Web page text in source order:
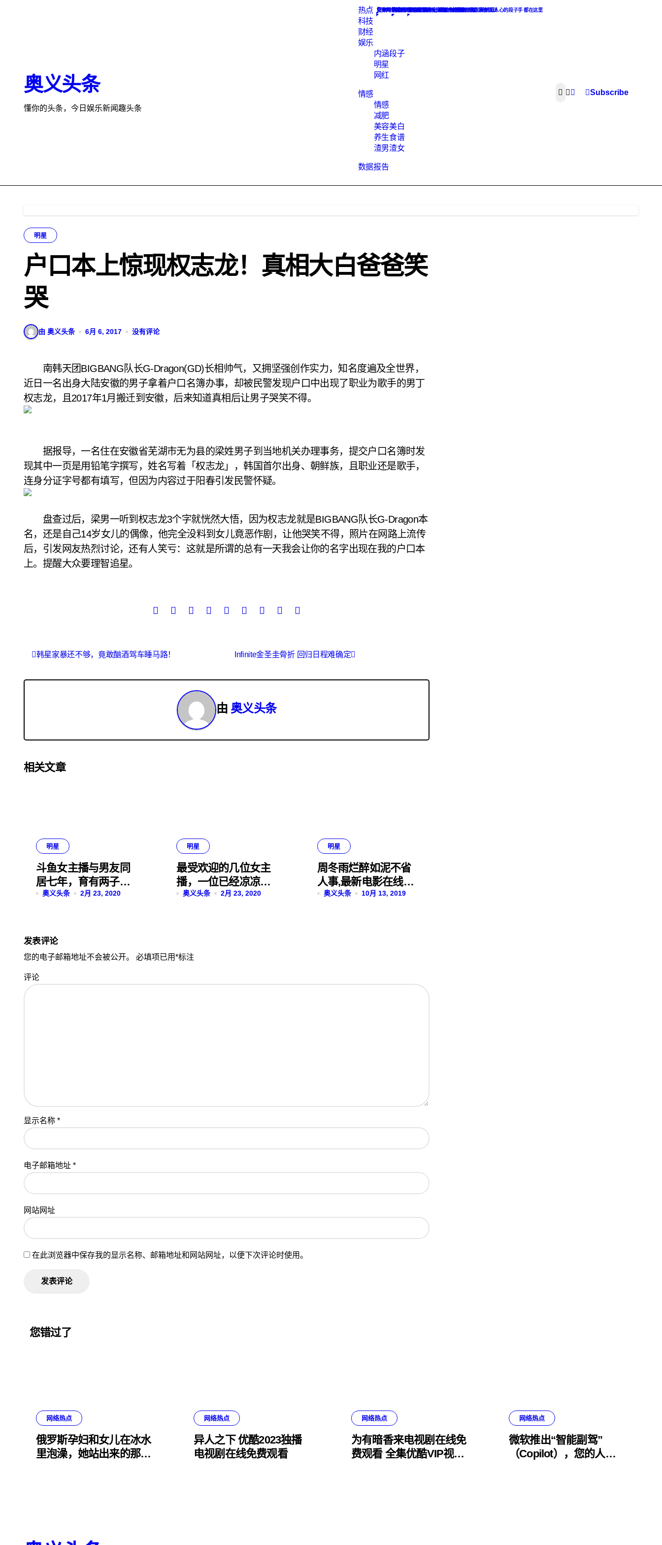
奥义头条
懂你的头条，今日娱乐新闻趣头条
热点 搜集网络热点新闻, 为您解析热点麻辣话题
科技
汇聚知识的地方
财经
娱乐
内涵段子
最hot的段子，最撩人的撩妹攻略和最挑逗人心的段子手 都在这里
明星
网红
网红
情感
Constellation
情感
减肥
美容美白
养生食谱
素食菜谱大全, 素食主义者的天堂. 素食做法
渣男渣女
渣男语录渣女头像，渣男渣女集合
数据报告
数据报告下载
Subscribe
明星
户口本上惊现权志龙！真相大白爸爸笑
哭
由 奥义头条 6月 6, 2017 没有评论
南韩天团BIGBANG队长G-Dragon(GD)长相帅气，又拥坚强创作实力，知名度遍及全世界，
近日一名出身大陆安徽的男子拿着户口名簿办事，却被民警发现户口中出现了职业为歌手的男丁
权志龙，且2017年1月搬迁到安徽，后来知道真相后让男子哭笑不得。
据报导，一名住在安徽省芜湖市无为县的梁姓男子到当地机关办理事务，提交户口名簿时发
现其中一页是用铅笔字撰写，姓名写着「权志龙」，韩国首尔出身、朝鲜族，且职业还是歌手，
连身分证字号都有填写，但因为内容过于阳春引发民警怀疑。
盘查过后，梁男一听到权志龙3个字就恍然大悟，因为权志龙就是BIGBANG队长G-Dragon本
名，还是自己14岁女儿的偶像，他完全没料到女儿竟恶作剧，让他哭笑不得，照片在网路上流传
后，引发网友热烈讨论，还有人笑亏：这就是所谓的总有一天我会让你的名字出现在我的户口本
上。提醒大众要理智追星。
文韩星家暴还不够，竟敢酗酒驾车睡马路！ Infinite金圣圭骨折 回归日程难确定
由 奥义头条
相关文章
明星
斗鱼女主播与男友同
居七年，育有两子，
却因榜一要分手？
奥义头条 2月 23, 2020
明星
最受欢迎的几位女主
播，一位已经凉凉，
一位是个学霸！
奥义头条 2月 23, 2020
明星
周冬雨烂醉如泥不省
人事,最新电影在线观
看完整版免费
奥义头条 10月 13, 2019
发表评论
您的电子邮箱地址不会被公开。 必填项已用*标注
评论
显示名称 *
电子邮箱地址 *
网站网址
在此浏览器中保存我的显示名称、邮箱地址和网站网址，以便下次评论时使用。
您错过了
网络热点
俄罗斯孕妇和女儿在冰水
里泡澡，她站出来的那一
网络热点
异人之下 优酷2023独播
电视剧在线免费观看
网络热点
为有暗香来电视剧在线免
费观看 全集优酷VIP视频
网络热点
微软推出“智能副驾”
（Copilot），您的人工